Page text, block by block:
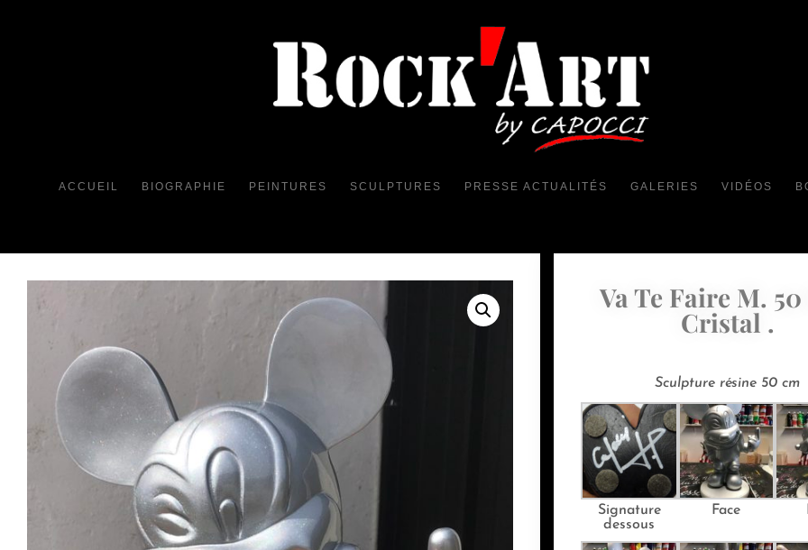
ACCUEIL BIOGRAPHIE PEINTURES SCULPTURES PRESSE ACTUALITÉS GALERIES VIDÉOS
Va Te Faire M.
Cristal .
Sculpture résine 50 cm
Signature
dessous
Face